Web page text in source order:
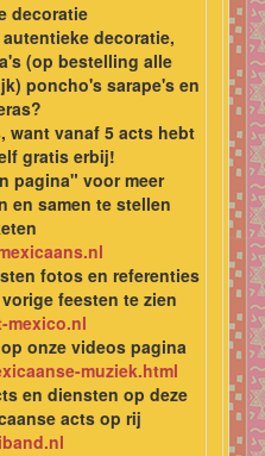
decoratie
decoratie,
(op bestelling alle
poncho's sarape's en
want vanaf 5 acts hebt
gratis erbij!
pagina" voor meer
en samen te stellen
fotos en referenties
feesten te zien
mexico.nl
onze videos pagina
muziek.html
en diensten op deze
acts op rij